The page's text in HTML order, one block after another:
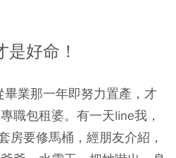
好命！
畢業那一年即努力置產，才
職包租婆。有一天line我，
房要修馬桶，經朋友介紹，